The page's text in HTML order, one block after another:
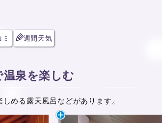
週間天気
温泉を楽しむ
める露天風呂などがあります。